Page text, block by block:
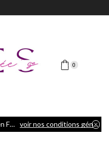
0
Livraison dans les dom-tom et en France métropolitaine voir nos conditions générales de vente